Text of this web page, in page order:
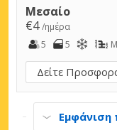
Μεσαίο
€4/ημέρα
5
5 M
Δείτε